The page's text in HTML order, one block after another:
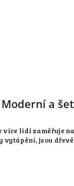
a
více lidí zaměřuje
vytápění, jsou